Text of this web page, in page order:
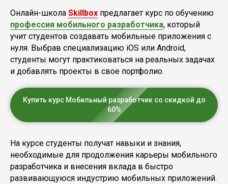
Онлайн-школа Skillbox предлагает курс по обучению
профессия мобильного разработчика, который
учит студентов создавать мобильные приложения с
нуля. Выбрав специализацию iOS или Android,
студенты могут практиковаться на реальных задачах
и добавлять проекты в свое портфолио.
Купить курс Мобильный разработчик со скидкой до
60%
На курсе студенты получат навыки и знания,
необходимые для продолжения карьеры мобильного
разработчика и внесения вклада в быстро
развивающуюся индустрию мобильных приложений.